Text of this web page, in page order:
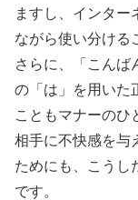
ますし、インター
ながら使い分ける
さらに、「こんば
の「は」を用いた
こともマナーのひ
相手に不快感を与
ためにも、こうし
です。